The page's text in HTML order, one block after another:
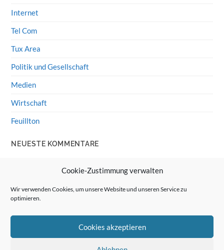
Cookie-Zustimmung verwalten
Wir verwenden Cookies, um unsere Website und unseren Service zu
optimieren.
Cookies akzeptieren
Internet
Tel Com
Tux Area
Politik und Gesellschaft
Medien
Wirtschaft
Feuillton
NEUESTE KOMMENTARE
Wolff von Rechenberg
Linux Mint: Google Drive integrieren
HiFi-Klassiker: Celestion 3